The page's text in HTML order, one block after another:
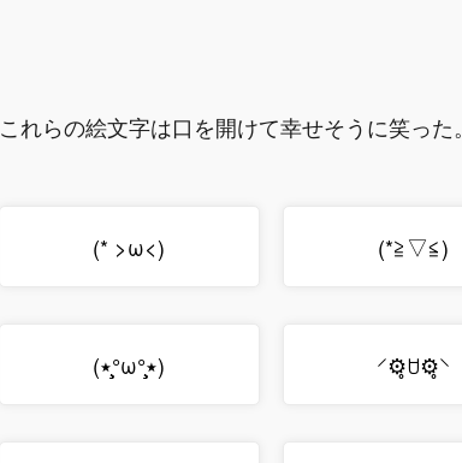
これらの絵文字は口を開けて幸せそうに笑った。
(* >ω<) (*≧▽≦)
(٭°̧̧̧ω°̧̧̧٭) ⸍⚙̥ꇴ⚙̥⸌